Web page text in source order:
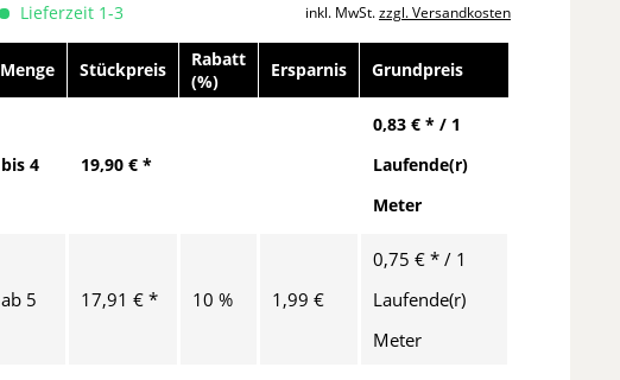
inkl. MwSt.zzgl. Versandkosten
Lieferzeit 1-3
Menge Stückpreis
Rabatt
(%)
Ersparnis Grundpreis
bis4 19,90 € *
0,83 € * / 1
Laufende(r)
Meter
ab 5 17,91 € * 10 % 1,99 €
0,75 € * / 1
Laufende(r)
Meter